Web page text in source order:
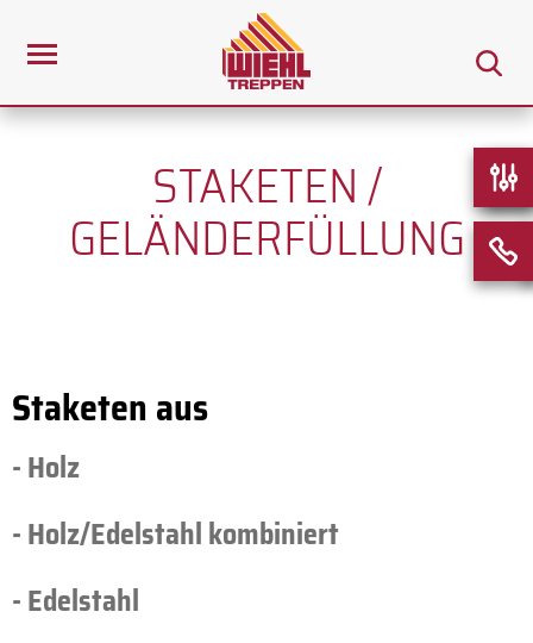
STAKETEN /
GELÄNDERFÜLLUNG
Staketen aus
- Holz
- Holz/Edelstahl kombiniert
- Edelstahl